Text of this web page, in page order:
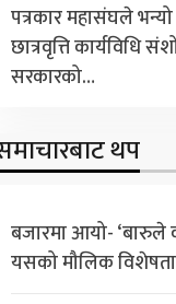
पत्रकार महासंघले भन्यो
छात्रवृत्ति कार्यविधि
सरकारको…
थप
बजारमा आयो- ‘बारुले
यसको मौलिक